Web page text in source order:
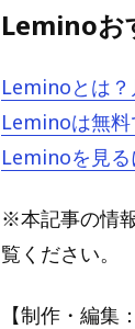
Leminoお
Leminoとは
Leminoは無
Leminoを見
※本記事の情
覧ください。
【制作・編集